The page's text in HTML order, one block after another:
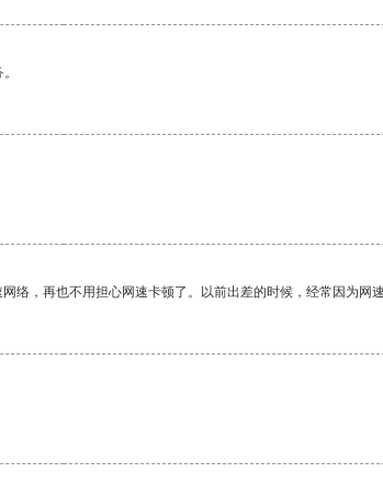
，再也不用担心网速卡顿了。以前出差的时候，经常因为网